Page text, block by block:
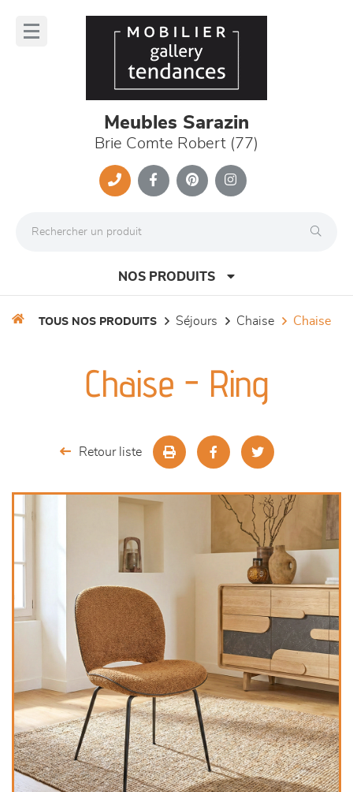
Meubles Sarazin
Brie Comte Robert (77)
NOS PRODUITS
meubles de complément
TOUS NOS PRODUITS séjours chaise chaise
Chaise - Ring
Retour liste